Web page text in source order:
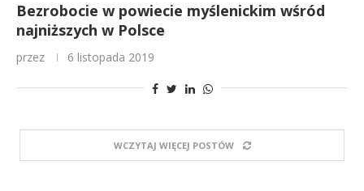
Bezrobocie w powiecie myślenickim wśród
najniższych w Polsce
przez 6 listopada 2019
WCZYTAJ WIĘCEJ POSTÓW